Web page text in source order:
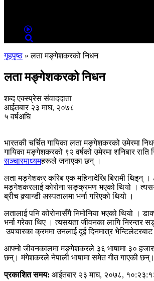
गृहपृष्ठ »लता मङ्गेशकरको निधन
लता मङ्गेशकरको निधन
शब्द एक्स्प्रेस संवाददाता
आईतबार २३ माघ, २०७८
५ वर्षअघि
भारतकी चर्चित गायिका लता मङ्गेशकरको उमेरमा
गायिका मङ्गेशकरको ९२ वर्षको उमेरमा शनिबार राति
सञ्चारमाध्यमहरूले जनाएका छन् ।
लता मङ्गेशकर करिब एक महिनादेखि बिरामी थिइन् ।
मङ्गेशकरलाई कोरोना सङ्क्रमण भएको थियो ।
ब्रीच क्र्यान्डी अस्पतालमा भर्ना गरिएको थियो ।
लतालाई पनि कोरोनासँगै निमोनिया भएको थियो ।
भर्ना गरेका थिए । त्यसयता जीवनका लागि निरन्तर
उपचारका क्रममा उनलाई दुई दिनमात्र भेन्टिलेटरबाट
आफ्नो जीवनकालमा मङ्गेशकरले ३६ भाषामा ३०
छन्। मंगेशकरले नेपाली भाषामा समेत गीत गाएकी छन्।
प्रकाशित समय: आईतबार २३ माघ, २०७८,